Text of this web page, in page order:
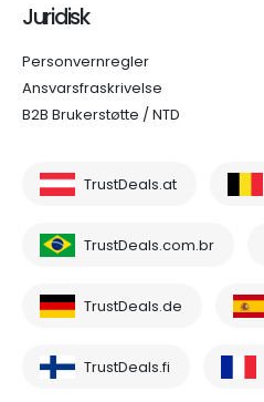
Juridisk
Personvernregler
Ansvarsfraskrivelse
B2B Brukerstøtte / NTD
TrustDeals.at
TrustDeals.com.br
TrustDeals.de
TrustDeals.fi